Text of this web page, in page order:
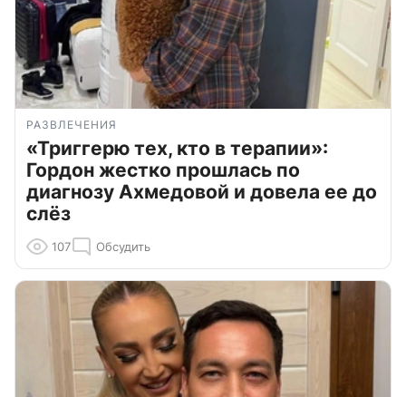
РАЗВЛЕЧЕНИЯ
«Триггерю тех, кто в терапии»:
Гордон жестко прошлась по
диагнозу Ахмедовой и довела ее до
слёз
107 Обсудить